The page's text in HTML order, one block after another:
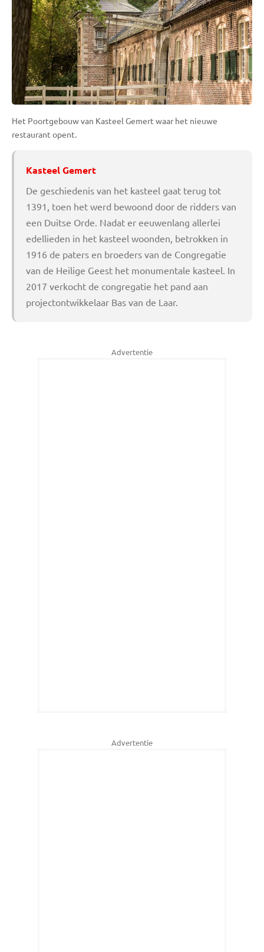
Het Poortgebouw van Kasteel Gemert waar het nieuwe
restaurant opent.
Kasteel Gemert
De geschiedenis van het kasteel gaat terug tot
1391, toen het werd bewoond door de ridders van
een Duitse Orde. Nadat er eeuwenlang allerlei
edellieden in het kasteel woonden, betrokken in
1916 de paters en broeders van de Congregatie
van de Heilige Geest het monumentale kasteel. In
2017 verkocht de congregatie het pand aan
projectontwikkelaar Bas van de Laar.
Advertentie
Advertentie